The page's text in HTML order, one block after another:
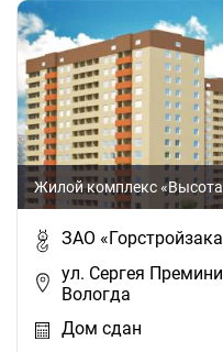
Жилой комплекс
ЗАО
ул. Сергея
Вологда
Дом сдан